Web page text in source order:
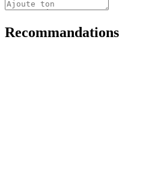
Recommandations